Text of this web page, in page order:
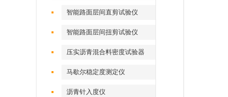
智能路面层间直剪试验仪
智能路面层间扭剪试验仪
压实沥青混合料密度试验器
马歇尔稳定度测定仪
沥青针入度仪